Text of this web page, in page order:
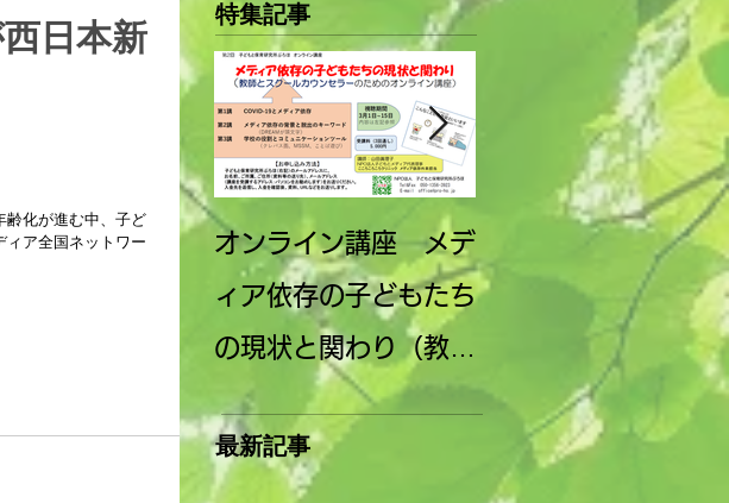
日本新
齢化が進む中、子ど
ィア全国ネットワー
特集記事
オンライン講座 メデ
ィア依存の子どもたち
の現状と関わり（教師
とスクールカウンセラ
ー向け）
第10回子どもとメデ
ィア全国フォーラム
「スマホ社会と子ど
の未来」報告書 発
最新記事